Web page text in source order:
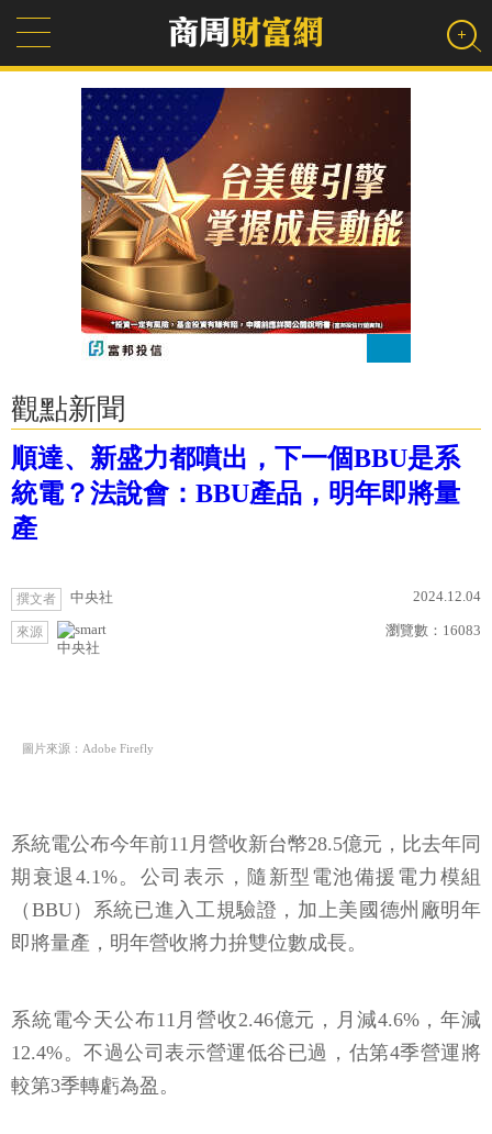
觀點新聞
順達、新盛力都噴出，下一個BBU是系
統電？法說會：BBU產品，明年即將量
產
撰文者 中央社 2024.12.04
來源
中央社
瀏覽數： 16083
圖片來源：Adobe Firefly
系統電公布今年前11月營收新台幣28.5億元，比去年同
期衰退4.1%。公司表示，隨新型電池備援電力模組
（BBU）系統已進入工規驗證，加上美國德州廠明年
即將量產，明年營收將力拚雙位數成長。
系統電今天公布11月營收2.46億元，月減4.6%，年減
12.4%。不過公司表示營運低谷已過，估第4季營運將
較第3季轉虧為盈。